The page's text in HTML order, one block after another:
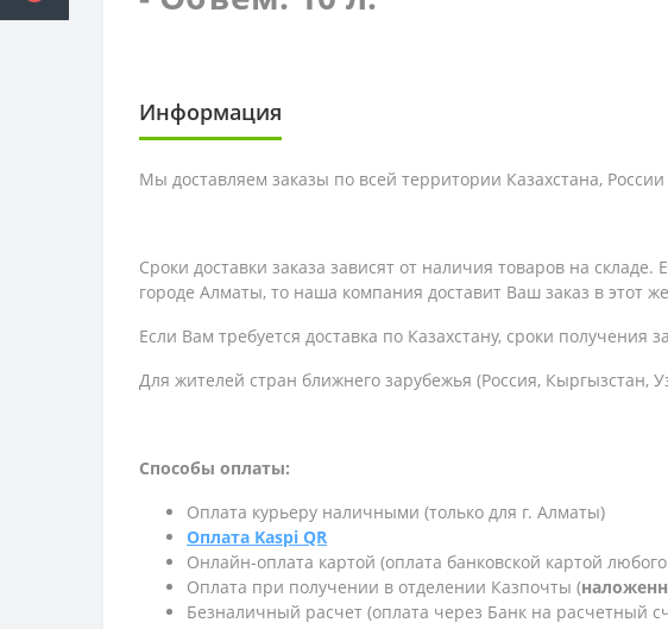
Информация
Мы доставляем заказы по всей территории Казахстана,
Сроки доставки заказа зависят от наличия товаров на
городе Алматы, то наша компания доставит Ваш заказ в этот
Если Вам требуется доставка по Казахстану, сроки получения
Для жителей стран ближнего зарубежья (Россия, Кыргызстан,
Способы оплаты:
Оплата курьеру наличными (только для г. Алматы)
Оплата Kaspi QR
Онлайн-оплата картой (оплата банковской картой
Оплата при получении в отделении Казпочты (
Безналичный расчет (оплата через Банк на расчетный